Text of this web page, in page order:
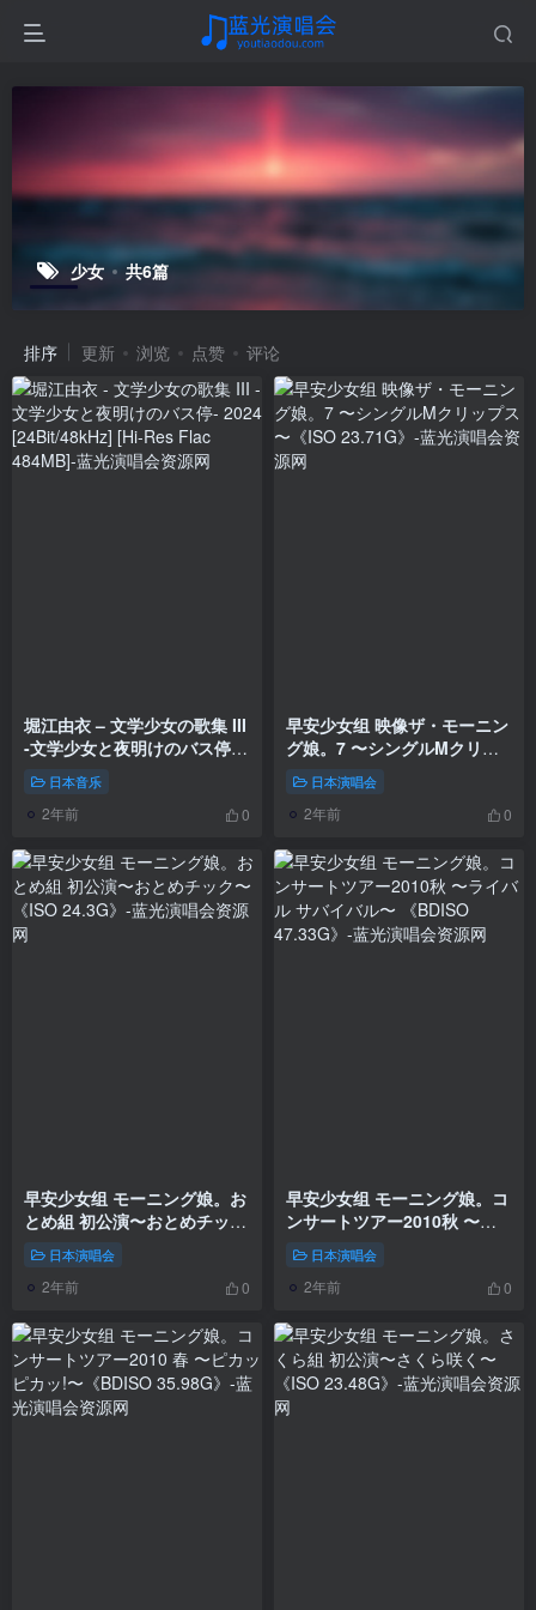
少女 共6篇
排序 更新 浏览 点赞 评论
堀江由衣 – 文学少女の歌集 III
-文学少女と夜明けのバス停-
2024 [24Bit/48kHz] [Hi-Res
Flac 484MB]
日本音乐
2年前 0
早安少女组 映像ザ・モーニン
グ娘。7 〜シングルMクリッ
プス〜《ISO 23.71G》
日本演唱会
2年前 0
早安少女组 モーニング娘。お
とめ組 初公演〜おとめチック
〜《ISO 24.3G》
日本演唱会
2年前 0
早安少女组 モーニング娘。コ
ンサートツアー2010秋 〜ラ
イバル サバイバル〜
《BDISO 47.33G》
日本演唱会
2年前 0